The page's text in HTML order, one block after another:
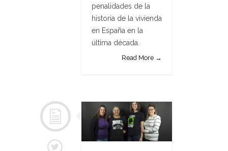
penalidades de la
historia de la vivienda
en España en la
última década.
Read More →